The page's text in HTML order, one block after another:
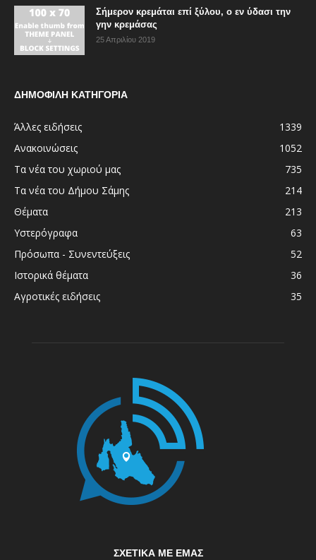
Σήμερον κρεμάται επί ξύλου, ο εν ύδασι την
γην κρεμάσας
25 Απριλίου 2019
ΔΗΜΟΦΙΛΗ ΚΑΤΗΓΟΡΙΑ
Άλλες ειδήσεις
1339
Ανακοινώσεις
1052
Τα νέα του χωριού μας
735
Τα νέα του Δήμου Σάμης
214
Θέματα
213
Υστερόγραφα
63
Πρόσωπα - Συνεντεύξεις
52
Ιστορικά θέματα
36
Αγροτικές ειδήσεις
35
ΣΧΕΤΙΚΆ ΜΕ ΕΜΆΣ